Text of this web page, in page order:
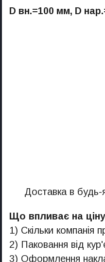
D вн.=100 мм, D
Доставка в будь-
Що впливає на
1) Скільки компанія
2) Паковання від
3) Оформлення